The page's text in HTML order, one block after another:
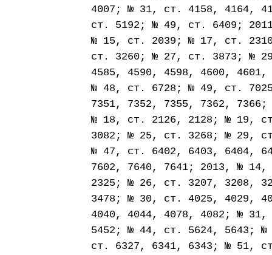
4007; № 31, ст. 4158, 4164,
ст. 5192; № 49, ст. 6409;
№ 15, ст. 2039; № 17, ст.
ст. 3260; № 27, ст. 3873; №
4585, 4590, 4598, 4600,
№ 48, ст. 6728; № 49, ст.
7351, 7352, 7355, 7362,
№ 18, ст. 2126, 2128; № 19,
3082; № 25, ст. 3268; № 29,
№ 47, ст. 6402, 6403, 6404,
7602, 7640, 7641; 2013, №
2325; № 26, ст. 3207, 3208,
3478; № 30, ст. 4025, 4029,
4040, 4044, 4078, 4082; №
5452; № 44, ст. 5624, 5643;
ст. 6327, 6341, 6343; № 51,